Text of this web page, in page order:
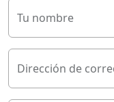
Tu nombre
Dirección de